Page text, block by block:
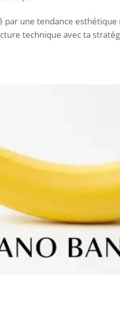
par une tendance
technique avec ta